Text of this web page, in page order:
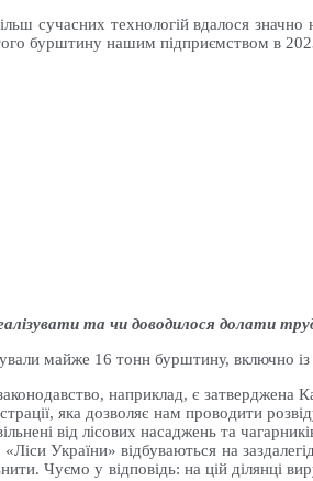
сучасних технологій вдалося
бурштину нашим підприємством в
та чи доводилося долати
майже 16 тонн бурштину, включно
наприклад, є
яка дозволяє нам проводити
від лісових насаджень та
«Ліси України» відбуваються на
Чуємо у відповідь: на цій ділянці